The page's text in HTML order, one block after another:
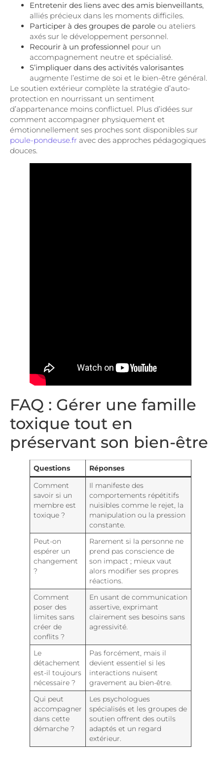
Entretenir des liens avec des amis bienveillants,
alliés précieux dans les moments difficiles.
Participer à des groupes de parole ou ateliers
axés sur le développement personnel.
Recourir à un professionnel pour un
accompagnement neutre et spécialisé.
S’impliquer dans des activités valorisantes
augmente l’estime de soi et le bien-être général.
Le soutien extérieur complète la stratégie d’auto-
protection en nourrissant un sentiment
d’appartenance moins conflictuel. Plus d’idées sur
comment accompagner physiquement et
émotionnellement ses proches sont disponibles sur
poule-pondeuse.fr avec des approches pédagogiques
douces.
FAQ : Gérer une famille
toxique tout en
préservant son bien-être
Questions Réponses
Comment
savoir si un
membre est
toxique ?
Il manifeste des
comportements répétitifs
nuisibles comme le rejet, la
manipulation ou la pression
constante.
Peut-on
espérer un
changement
?
Rarement si la personne ne
prend pas conscience de
son impact ; mieux vaut
alors modifier ses propres
réactions.
Comment
poser des
limites sans
créer de
conflits ?
En usant de communication
assertive, exprimant
clairement ses besoins sans
agressivité.
Le
détachement
est-il toujours
nécessaire ?
Pas forcément, mais il
devient essentiel si les
interactions nuisent
gravement au bien-être.
Qui peut
accompagner
dans cette
démarche ?
Les psychologues
spécialisés et les groupes de
soutien offrent des outils
adaptés et un regard
extérieur.